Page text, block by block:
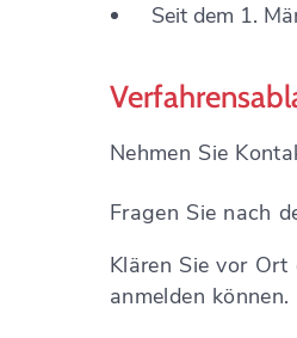
Seit dem 1.
Nehmen Sie
Fragen Sie nach
Klären Sie vor Ort
anmelden können.